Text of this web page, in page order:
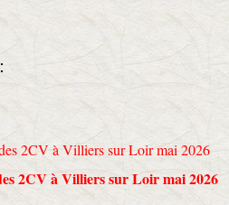
2CV à Villiers sur Loir mai 2026